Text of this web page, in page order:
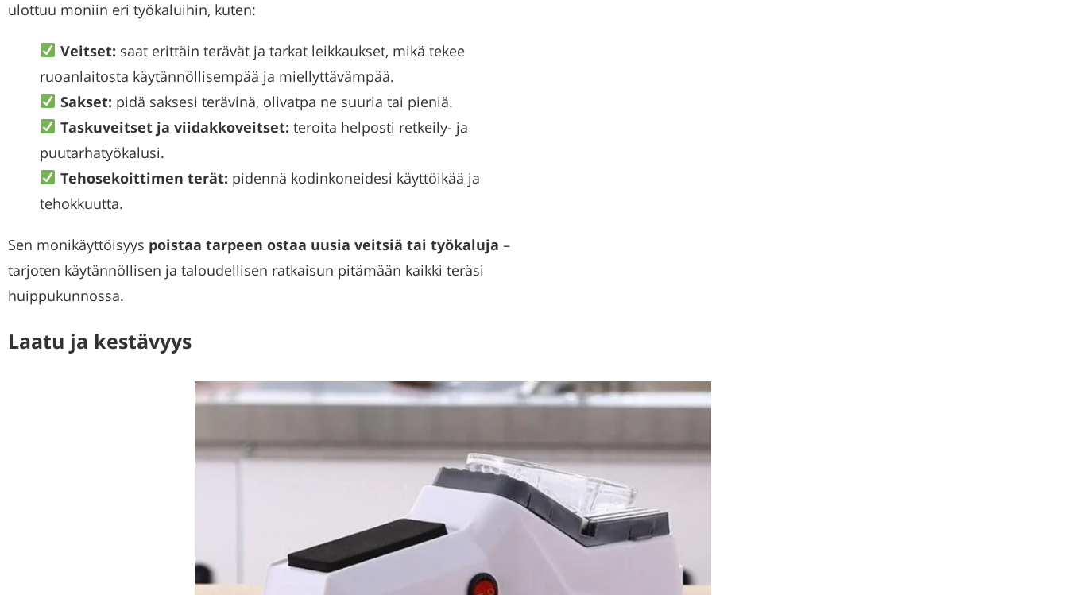
ulottuu moniin eri työkaluihin, kuten:
Veitset: saat erittäin terävät ja tarkat leikkaukset, mikä tekee
ruoanlaitosta käytännöllisempää ja miellyttävämpää.
Sakset: pidä saksesi terävinä, olivatpa ne suuria tai pieniä.
Taskuveitset ja viidakkoveitset: teroita helposti retkeily- ja
puutarhatyökalusi.
Tehosekoittimen terät: pidennä kodinkoneidesi käyttöikää ja
tehokkuutta.
Sen monikäyttöisyys poistaa tarpeen ostaa uusia veitsiä tai työkaluja –
tarjoten käytännöllisen ja taloudellisen ratkaisun pitämään kaikki teräsi
huippukunnossa.
Laatu ja kestävyys